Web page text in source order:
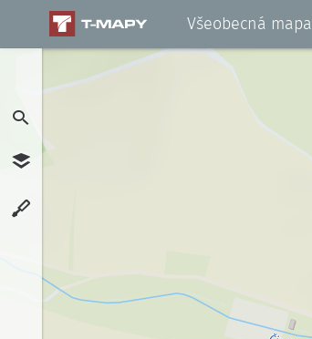
Všeobecná mapa